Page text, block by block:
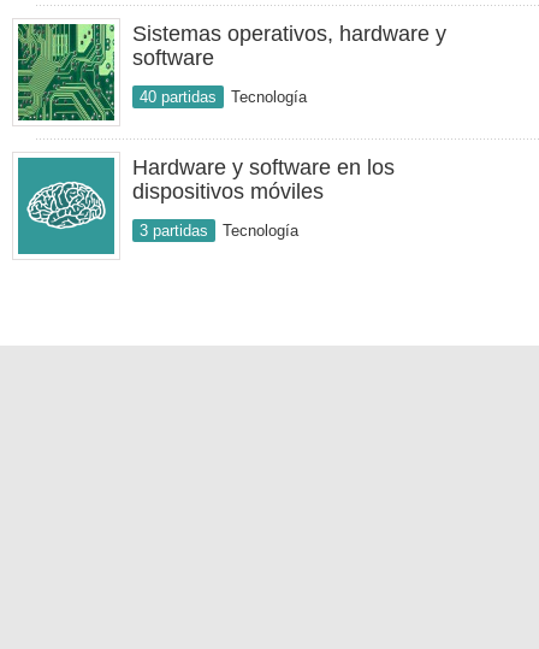
Sistemas operativos, hardware y
software
40 partidas Tecnología
Hardware y software en los
dispositivos móviles
3 partidas Tecnología